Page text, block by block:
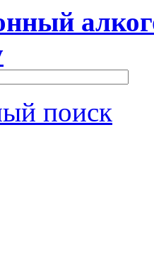
поиск